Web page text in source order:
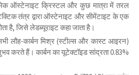
ऑस्टेनाइट क्रिस्टल और कुछ मात्रा में तरल
तंत्र द्वारा ऑस्टेनाइट और सीमेंटाइट के एक
है, जिसे लेडब्यूराइट कहा जाता है।
लौह-कार्बन मिश्र (स्टील्स और कास्ट आइरन)
करते हैं। कार्बन का यूटेक्टॉइड सांद्रता 0.83%